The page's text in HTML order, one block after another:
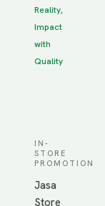
Reality,
Impact
with
Quality
IN-
STORE
PROMOTION
Jasa
Store